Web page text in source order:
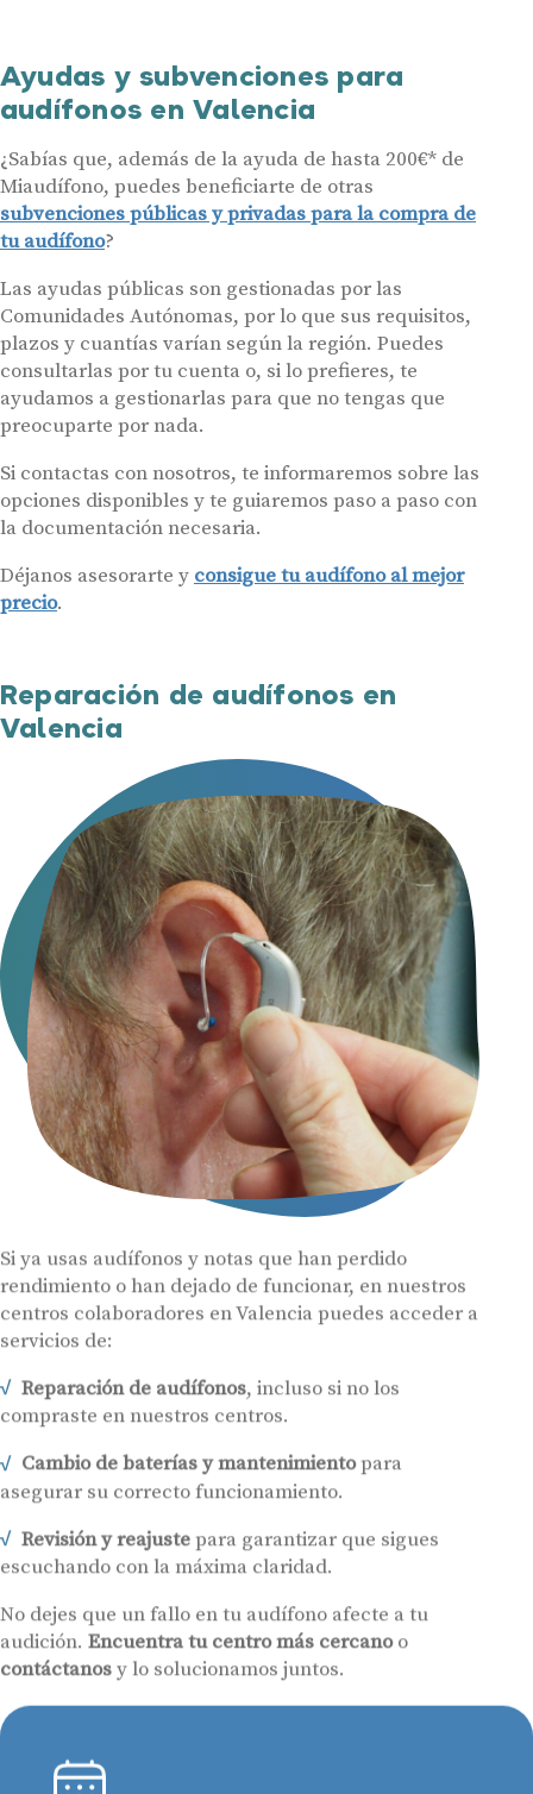
Ayudas y subvenciones para
audífonos en Valencia
¿Sabías que, además de la ayuda de hasta 200€* de
Miaudífono, puedes beneficiarte de otras
subvenciones públicas y privadas para la compra de
tu audífono?
Las ayudas públicas son gestionadas por las
Comunidades Autónomas, por lo que sus requisitos,
plazos y cuantías varían según la región. Puedes
consultarlas por tu cuenta o, si lo prefieres, te
ayudamos a gestionarlas para que no tengas que
preocuparte por nada.
Si contactas con nosotros, te informaremos sobre las
opciones disponibles y te guiaremos paso a paso con
la documentación necesaria.
Déjanos asesorarte y consigue tu audífono al mejor
precio.
Reparación de audífonos en
Valencia
Si ya usas audífonos y notas que han perdido
rendimiento o han dejado de funcionar, en nuestros
centros colaboradores en Valencia puedes acceder a
servicios de:
Reparación de audífonos, incluso si no los
compraste en nuestros centros.
Cambio de baterías y mantenimientopara
asegurar su correcto funcionamiento.
Revisión y reajustepara garantizar que sigues
escuchando con la máxima claridad.
No dejes que un fallo en tu audífono afecte a tu
audición. Encuentra tu centro más cercanoo
contáctanosy lo solucionamos juntos.